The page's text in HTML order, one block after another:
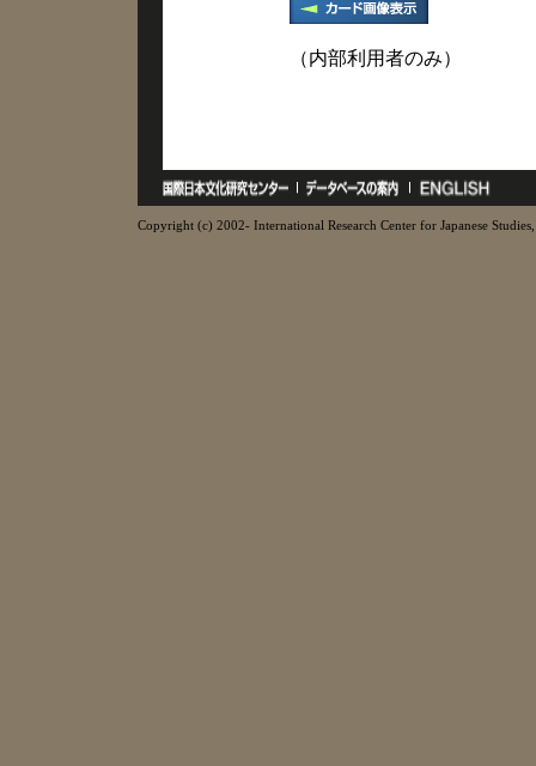
（内部利用者のみ）
Copyright (c) 2002- International Research Center for Japanese